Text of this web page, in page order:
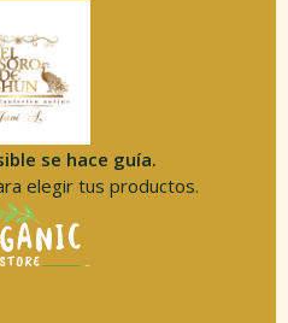
se hace guía.
elegir tus productos.